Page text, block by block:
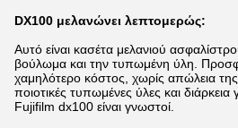
DX100 μελανώνει λεπτομερώς:
Αυτό είναι κασέτα μελανιού
βούλωμα και την τυπωμένη ύλη.
χαμηλότερο κόστος, χωρίς απώλεια
ποιοτικές τυπωμένες ύλες και διάρκεια
Fujifilm dx100 είναι γνωστοί.